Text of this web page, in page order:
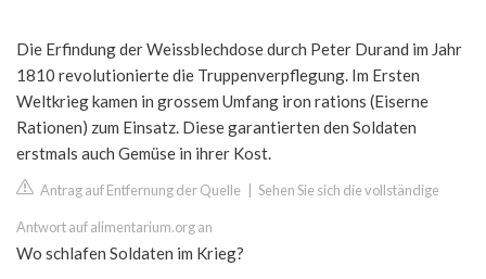
Die Erfindung der Weissblechdose durch Peter Durand im Jahr
1810 revolutionierte die Truppenverpflegung. Im Ersten
Weltkrieg kamen in grossem Umfang iron rations (Eiserne
Rationen) zum Einsatz. Diese garantierten den Soldaten
erstmals auch Gemüse in ihrer Kost.
Antrag auf Entfernung der Quelle Sehen Sie sich die vollständige
Antwort auf alimentarium.org an
Wo schlafen Soldaten im Krieg?